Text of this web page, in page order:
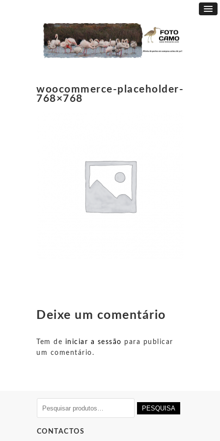
woocommerce-placeholder-
768×768
Deixe um comentário
Tem de iniciar a sessão para publicar
um comentário.
por:
PESQUISA
CONTACTOS